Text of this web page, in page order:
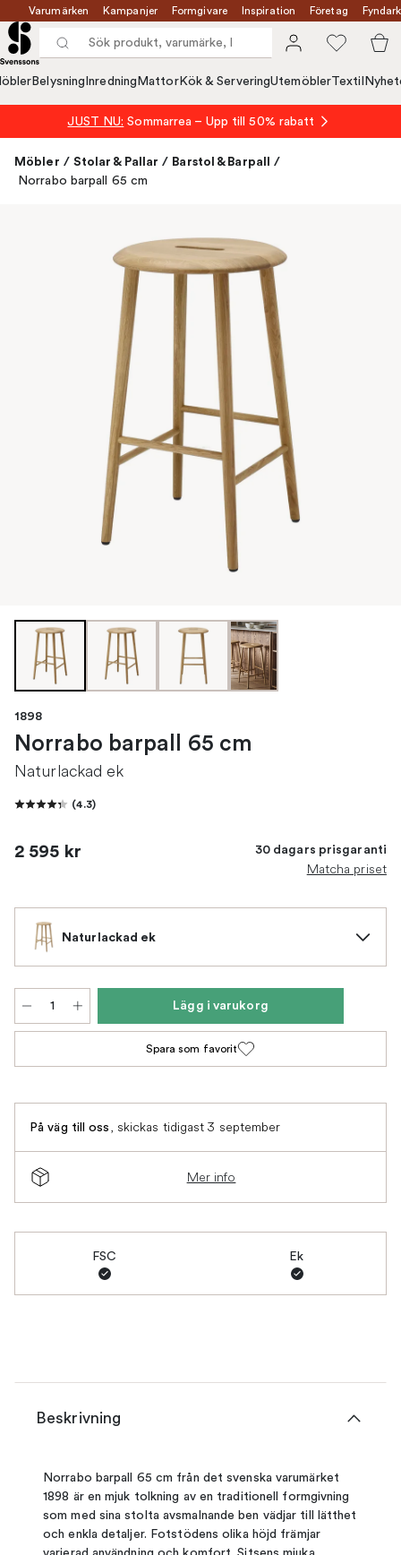
Varumärken Kampanjer Formgivare Inspiration Företag
Belysning Inredning MattorKök & ServeringUtemöblerTextil
JUST NU: Sommarrea – Upp till 50% rabatt
Möbler / Stolar & Pallar / Barstol & Barpall /
Norrabo barpall 65 cm
1898
Norrabo barpall 65 cm
Naturlackad ek
(4.3)
2 595 kr 30 dagars prisgaranti
Matcha priset
Naturlackad ek
Lägg i varukorg
Spara som favorit
På väg till oss , skickas tidigast 3 september
Mer info
FSC Ek
Beskrivning
Norrabo barpall 65 cm från det svenska varumärket
1898 är en mjuk tolkning av en traditionell formgivning
som med sina stolta avsmalnande ben vädjar till lätthet
och enkla detaljer. Fotstödens olika höjd främjar